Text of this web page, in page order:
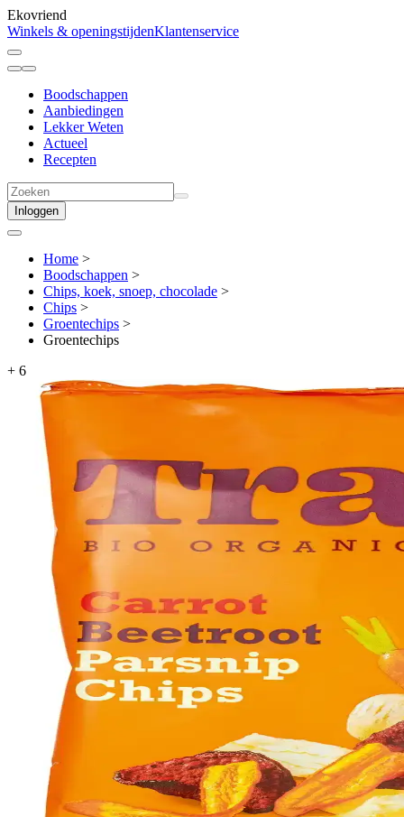
Ekovriend
Winkels & openingstijdenKlantenservice
Boodschappen
Aanbiedingen
Lekker Weten
Actueel
Recepten
Inloggen
Home >
Boodschappen >
Chips, koek, snoep, chocolade >
Chips >
Groentechips >
Groentechips
+ 6